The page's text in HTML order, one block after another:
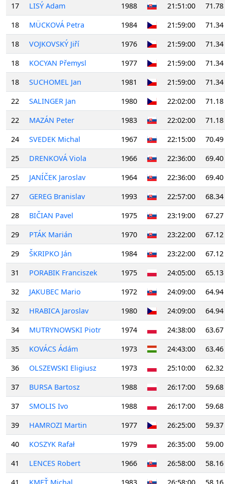
17
LISÝ Adam 1988 21:51:00
71.78
18
MÜCKOVÁ Petra 1984 21:59:00
71.34
18
VOJKOVSKÝ Jiří 1976 21:59:00
71.34
18
KOCYAN Přemysl 1977 21:59:00
71.34
18
SUCHOMEL Jan 1981 21:59:00
71.34
22
SALINGER Jan 1980 22:02:00
71.18
22
MAZÁN Peter 1983 22:02:00
71.18
24
SVEDEK Michal 1967 22:15:00
70.49
25
DRENKOVÁ Viola 1966 22:36:00
69.40
25
JANÍČEK Jaroslav 1964 22:36:00
69.40
27
GEREG Branislav 1993 22:57:00
68.34
28
BIČIAN Pavel 1975 23:19:00
67.27
29
PTÁK Marián 1970 23:22:00
67.12
29
ŠKRIPKO Ján 1984 23:22:00
67.12
31
PORABIK Franciszek 1975 24:05:00
65.13
32
JAKUBEC Mario 1972 24:09:00
64.94
32
HRABICA Jaroslav 1980 24:09:00
64.94
34
MUTRYNOWSKI Piotr 1974 24:38:00
63.67
35
KOVÁCS Ádám 1973 24:43:00
63.46
36
OLSZEWSKI Eligiusz 1973 25:10:00
62.32
37
BURSA Bartosz 1988 26:17:00
59.68
37
SMOLIS Ivo 1988 26:17:00
59.68
39
HAMROZI Martin 1977 26:25:00
59.37
40
KOSZYK Rafał 1979 26:35:00
59.00
41
LENCES Robert 1966 26:58:00
58.16